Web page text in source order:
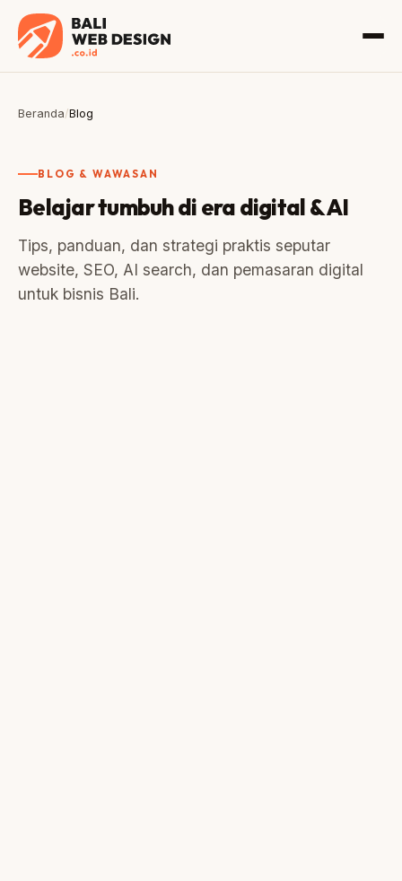
Beranda/Blog
BLOG & WAWASAN
Belajar tumbuh di era digital & AI
Tips, panduan, dan strategi praktis seputar
website, SEO, AI search, dan pemasaran digital
untuk bisnis Bali.